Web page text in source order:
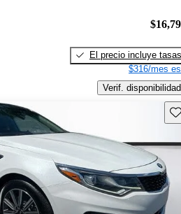
El precio incluye tasas
$316/mes
Verif. disponibilidad